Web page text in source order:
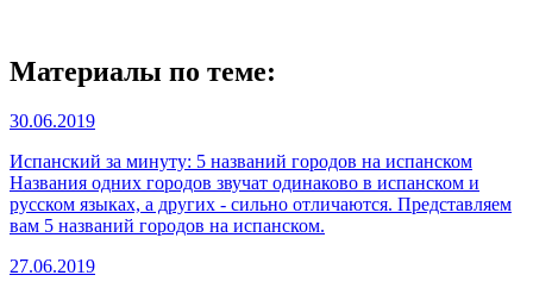
Материалы по теме:
30.06.2019
Испанский за минуту: 5 названий городов на испанском
Названия одних городов звучат одинаково в испанском и
русском языках, а других - сильно отличаются. Представляем
вам 5 названий городов на испанском.
27.06.2019